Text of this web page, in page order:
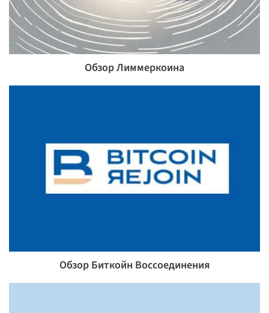
Обзор Лиммеркоина
Обзор Биткойн Воссоединения